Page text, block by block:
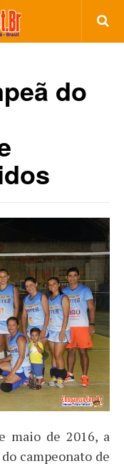
do
maio de 2016, a
campeonato de